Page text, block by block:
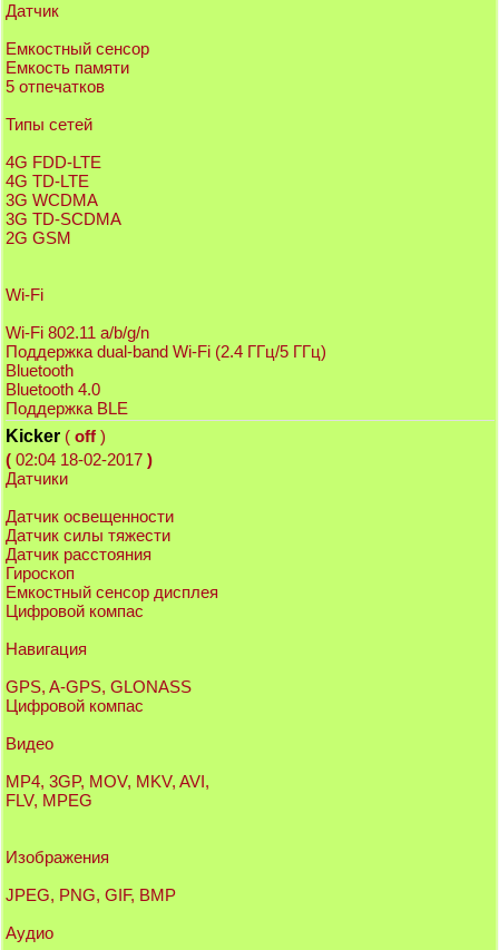
Датчик
Емкостный сенсор
Емкость памяти
5 отпечатков
Типы сетей
4G FDD-LTE
4G TD-LTE
3G WCDMA
3G TD-SCDMA
2G GSM
Wi-Fi
Wi-Fi 802.11 a/b/g/n
Поддержка dual-band Wi-Fi (2.4 ГГц/5 ГГц)
Bluetooth
Bluetooth 4.0
Поддержка BLE
Kicker ( off )
( 02:04 18-02-2017 )
Датчики
Датчик освещенности
Датчик силы тяжести
Датчик расстояния
Гироскоп
Емкостный сенсор дисплея
Цифровой компас
Навигация
GPS, A-GPS, GLONASS
Цифровой компас
Видео
MP4, 3GP, MOV, MKV, AVI,
FLV, MPEG
Изображения
JPEG, PNG, GIF, BMP
Аудио